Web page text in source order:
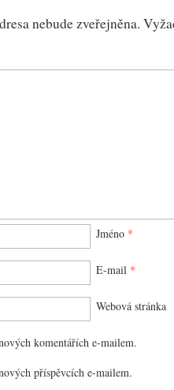
nebude zveřejněna.
Jméno *
E-mail *
Webová stránka
komentářích e-mailem.
příspěvcích e-mailem.